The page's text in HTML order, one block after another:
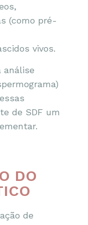
(como pré-
vivos.
análise
de SDF um
DO
de